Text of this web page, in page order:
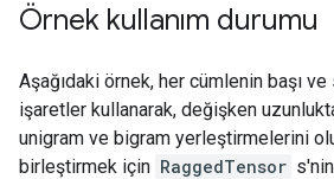
Örnek kullanım durumu
Aşağıdaki örnek, her cümlenin başı
işaretler kullanarak, değişken
unigram ve bigram yerleştirmelerini
birleştirmek için RaggedTensor